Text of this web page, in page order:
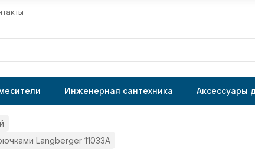
Инженерная сантехника Аксессуары
Langberger 11033A